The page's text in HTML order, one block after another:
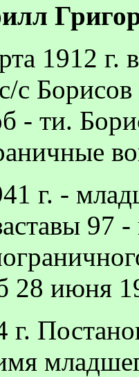
1912 г.
с
- ти.
г. -
97
28 июня
г.